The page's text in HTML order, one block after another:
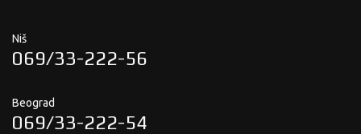
Niš
069/33-222-56
Beograd
069/33-222-54